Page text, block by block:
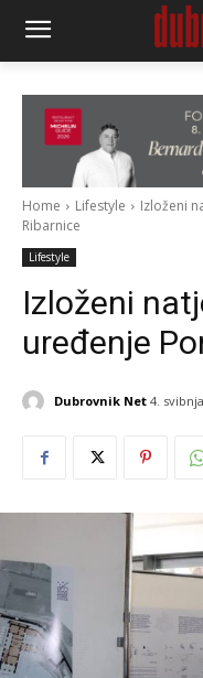
Home Lifestyle
Izloženi
Ribarnice
Lifestyle
Izloženi
uređenje
Dubrovnik Net 4.